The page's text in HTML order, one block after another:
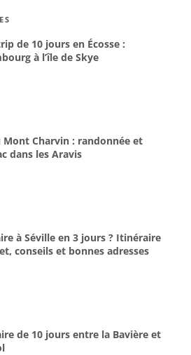
de 10 jours en Écosse :
à l’île de Skye
Mont Charvin : randonnée et
dans les Aravis
à Séville en 3 jours ? Itinéraire
conseils et bonnes adresses
de 10 jours entre la Bavière et